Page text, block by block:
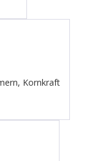
Kornkraft